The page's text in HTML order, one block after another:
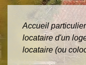
Accueil
locataire d'un
locataire (ou